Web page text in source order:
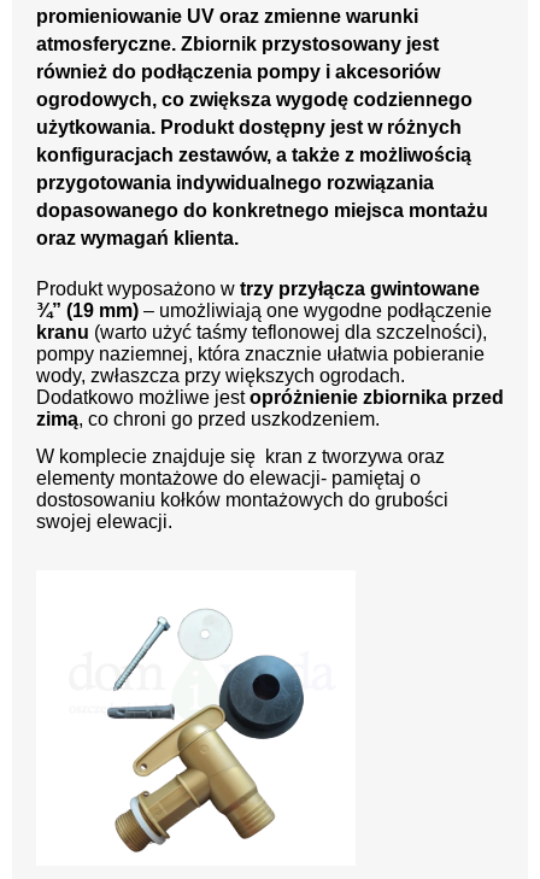
promieniowanie UV oraz zmienne warunki
atmosferyczne. Zbiornik przystosowany jest
również do podłączenia pompy i akcesoriów
ogrodowych, co zwiększa wygodę codziennego
użytkowania. Produkt dostępny jest w różnych
konfiguracjach zestawów, a także z możliwością
przygotowania indywidualnego rozwiązania
dopasowanego do konkretnego miejsca montażu
oraz wymagań klienta.
Produkt wyposażono w trzy przyłącza gwintowane
¾” (19 mm) – umożliwiają one wygodne podłączenie
kranu (warto użyć taśmy teflonowej dla szczelności),
pompy naziemnej, która znacznie ułatwia pobieranie
wody, zwłaszcza przy większych ogrodach.
Dodatkowo możliwe jestopróżnienie zbiornika przed
zimą, co chroni go przed uszkodzeniem.
W komplecie znajduje się kran z tworzywa oraz
elementy montażowe do elewacji- pamiętaj o
dostosowaniu kołków montażowych do grubości
swojej elewacji.